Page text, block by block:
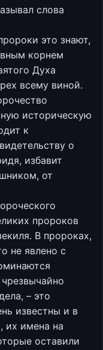
слова
это знают,
корнем
Духа
всему виной.
историческую
к
о
избавит
от
пророков
В пророках,
не явлено с
– это
известны и в
их имена на
оставили